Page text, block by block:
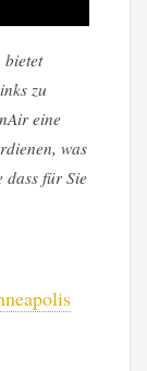
bietet
zu
eine
was
dass für Sie